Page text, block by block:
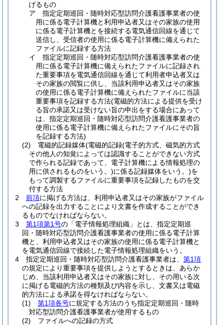
げるもの
ア
指定定期巡回・随時対応型訪問介護看護事業者の使
用に係る電子計算機と利用申込者又はその家族の使用
に係る電子計算機とを接続する電気通信回線を通じて
送信し、受信者の使用に係る電子計算機に備えられた
ファイルに記録する方法
イ
指定定期巡回・随時対応型訪問介護看護事業者の使
用に係る電子計算機に備えられたファイルに記録され
た重要事項を電気通信回線を通じて利用者申込者又は
その家族の閲覧に供し、当該利用申込者又はその家族
の使用に係る電子計算機に備えられたファイルに当該
重要事項を記録する方法(電磁的方法による提供を受け
る旨の承諾又は受けない旨の申出をする場合にあって
は、指定定期巡回・随時対応型訪問介護看護事業者の
使用に係る電子計算機に備えられたファイルにその旨
を記録する方法)
(2)
電磁的記録媒体(電磁的記録(電子的方式、磁気的方式
その他人の知覚によっては認識することができない方式
で作られる記録であって、電子計算機による情報処理の
用に供されるものをいう。)に係る記録媒体をいう。)を
もって調製するファイルに重要事項を記録したものを交
付する方法
2
前項に掲げる方法は、利用申込者又はその家族がファイル
への記録を出力することにより文書を作成することができ
るものでなければならない。
3
第1項第1号の「電子情報処理組織」とは、指定定期巡
回・随時対応型訪問介護看護事業者の使用に係る電子計算
機と、利用申込者又はその家族の使用に係る電子計算機と
を電気通信回線で接続した電子情報処理組織をいう。
4
指定定期巡回・随時対応型訪問介護看護事業者は、 第1項
の規定により重要事項を提供しようとするときは、あらか
じめ、当該利用申込者又はその家族に対し、その用いる次
に掲げる電磁的方法の種類及び内容を示し、文書又は電磁
的方法による承諾を得なければならない。
(1)
第1項各号に規定する方法のうち指定定期巡回・随時
対応型訪問介護看護事業者が使用するもの
(2)
ファイルへの記録の方式